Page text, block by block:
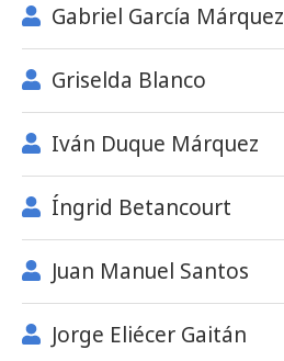
Gabriel García Márquez
Griselda Blanco
Iván Duque Márquez
Íngrid Betancourt
Juan Manuel Santos
Jorge Eliécer Gaitán